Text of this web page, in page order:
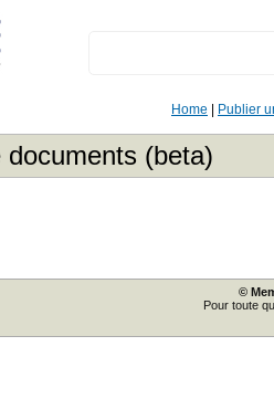
Home Publier
(beta)
©
Pour toute